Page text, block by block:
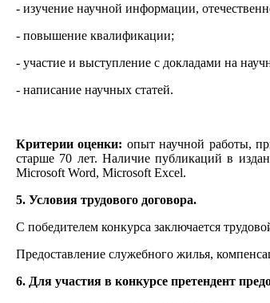
- изучение научной информации,
- повышение квалификации;
- участие и выступление с докладами на
- написание научных статей.
Критерии оценки: опыт научной работы,
старше 70 лет. Наличие публикаций в
Microsoft Word, Microsoft Excel.
5. Условия трудового договора.
С победителем конкурса заключается
Предоставление служебного жилья,
6. Для участия в конкурсе претендент